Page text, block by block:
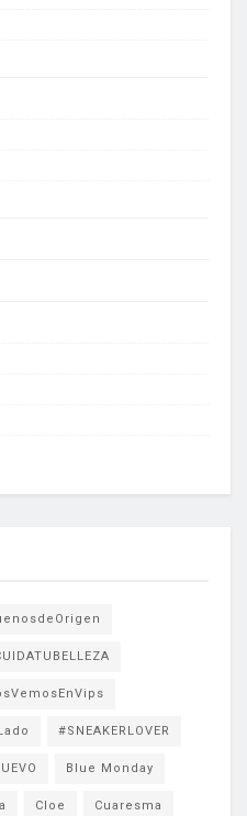
#SNEAKERLOVER
Blue Monday
Cloe Cuaresma